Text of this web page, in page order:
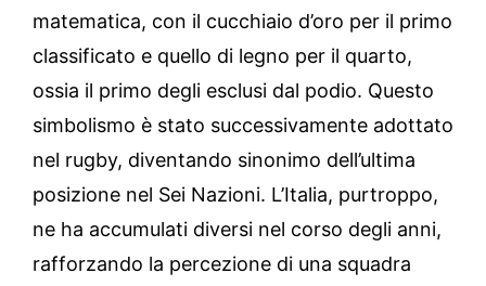
matematica, con il cucchiaio d’oro per il primo
classificato e quello di legno per il quarto,
ossia il primo degli esclusi dal podio. Questo
simbolismo è stato successivamente adottato
nel rugby, diventando sinonimo dell’ultima
posizione nel Sei Nazioni. L’Italia, purtroppo,
ne ha accumulati diversi nel corso degli anni,
rafforzando la percezione di una squadra